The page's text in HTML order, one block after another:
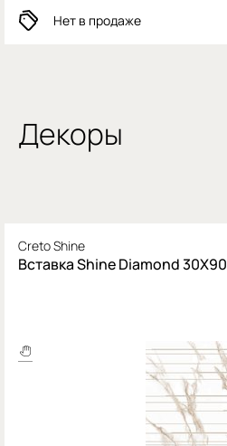
Нет в продаже
Декоры
Creto Shine
Вставка Shine Diamond 30X90